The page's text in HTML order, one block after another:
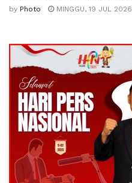
by Photo MINGGU, 19 JUL 2026